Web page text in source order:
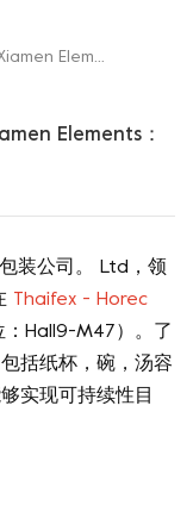
加入Thaifex - Horec Asia 2025的Xiamen Elements：使用可持续包装提升您的品牌！
Elements：
装公司。 Ltd，领
Thaifex - Horec
Hall9-M47）。了
括纸杯，碗，汤容
实现可持续性目